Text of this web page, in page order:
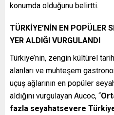
konumda olduğunu belirtti.
TÜRKİYE’NİN EN POPÜLER
YER ALDIĞI VURGULANDI
Türkiye’nin, zengin kültürel
alanları ve muhteşem
uçuş ağlarının en popüler
aldığını vurgulayan Aucoc, “
fazla seyahatsevere